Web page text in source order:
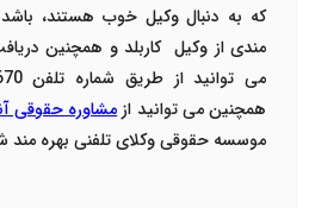
که به دنبال وکیل خوب هستند،
مندی از وکیل کاربلد و همچنین
همچنین می توانید ازمشاوره حقوقی
موسسه حقوقی وکلای تلفنی بهره مند